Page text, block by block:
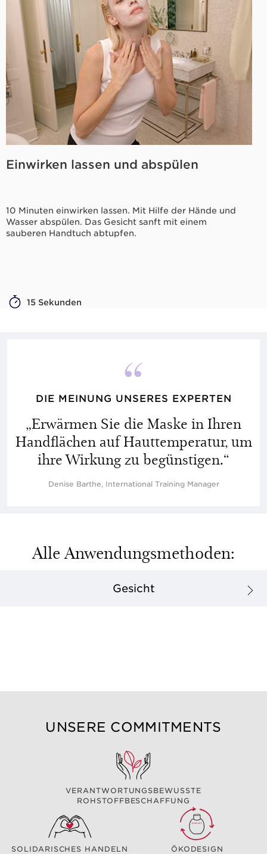
Einwirken lassen und abspülen
10 Minuten einwirken lassen. Mit Hilfe der Hände und
Wasser abspülen. Das Gesicht sanft mit einem
sauberen Handtuch abtupfen.
15 Sekunden
DIE MEINUNG UNSERES EXPERTEN
„Erwärmen Sie die Maske in Ihren
Handflächen auf Hauttemperatur, um
ihre Wirkung zu begünstigen.“
Denise Barthe, International Training Manager
Alle Anwendungsmethoden:
Gesicht
UNSERE COMMITMENTS
VERANTWORTUNGSBEWUSSTE
ROHSTOFFBESCHAFFUNG
SOLIDARISCHES HANDELN ÖKODESIGN